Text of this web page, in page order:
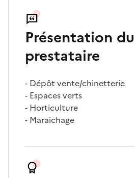
Présentation du
prestataire
- Dépôt vente/chinetterie
- Espaces verts
- Horticulture
- Maraichage